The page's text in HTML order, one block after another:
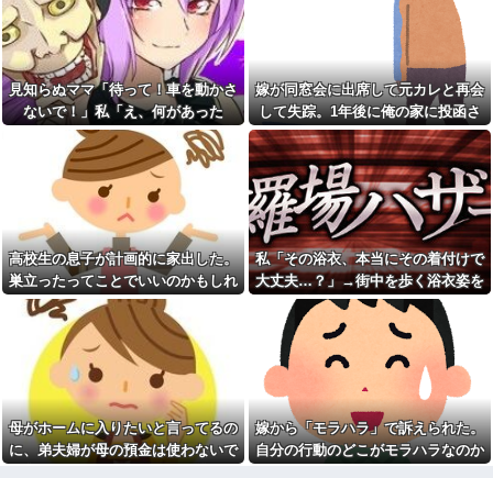
生活保護の相談に行ったら、
愛猫を手放さないと無理と言わ
れた。子どものような存在だか
ら手放すのは絶対に考えられな
い・・・
妹と差をつけて育てられた。
妹「家も土地も、財産はすべて
私が継ぐ。相続は放棄して」母
「うんうん」私「わかった」 →
数年後、復讐のチャンスがや...
彼女と結婚の話をしていた時
に言われたことが衝撃だった
祖父が亡くなって遺品整理し
てたら大量の手紙が出てきた。
全部同じ女性で祖父と恋愛関係
だったっぽい
見知らぬママ「待って！車を
動かさないで！」私「え、何が
あったの！？」→慌てて降りる
と園長先生が激怒していて…
私「この絵馬、切ないお願い
が書いてある…」友人「読んで
みて」→有名神社で見つけた願
い事の内容に、思わず神様も困
るだろうと思ってしまい…
義妹夫のお兄さんが草加の集
まりにいてビックリ。義両親は
新興宗教大嫌いな人たちなのに...
琵琶湖三市同時花火大会、開
催中止を発表 場所時刻不明・
許可なし・交通整理なし・市が
20年くらい前だけど当時お付
き合いがあった仲間が神社に赤
いものを身につけちゃいけない
と言ってた
父の再婚相手が職権乱用して
私達の個人情報を調べ、訪問や
電話をしてくる
母「お姉ちゃんは偉いのに、
あんたはねぇ…」私「また比べ
るの？」→積もり積もった不満
がついに爆発して…
日本韓国台湾「少子化です」
←わかる 中国北朝鮮「少子化
です」←強権国家でも止められ
ないのかよ
ラーメンハゲ「最近のインス
タントは店に出せるレベル」ラ
ーメン大好きJK「店とインスタ
ントの良さは別のベクトル」他
担当美容師と近所の道端でば
ったり。美容師「早く前みたい
に美容室に来てくださいよ～」
私「もう少し落ち着いたらお願
見知らぬママ「待って！車を動かさ
ないで！」私「え、何があった
の！？」→慌てて降りると園長先生
が激怒していて…
嫁が同窓会に出席して元カレと再会
して失踪。1年後に俺の家に投函さ
れたものがこれ...
高校生の息子が計画的に家出した。
巣立ったってことでいいのかもしれ
ないけど、なんか割り切れず...
私「その浴衣、本当にその着付けで
大丈夫…？」→街中を歩く浴衣姿を
見て、違和感ばかりが気になってし
まい…
母がホームに入りたいと言ってるの
に、弟夫婦が母の預金は使わないで
嫁から「モラハラ」で訴えられた。
自分の行動のどこがモラハラなのか